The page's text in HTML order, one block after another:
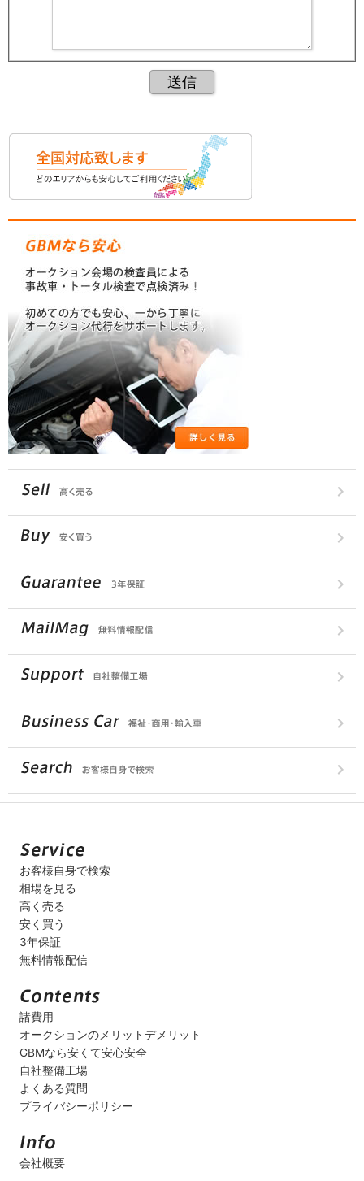
お客様自身で検索
相場を見る
高く売る
安く買う
3年保証
無料情報配信
諸費用
オークションのメリットデメリット
GBMなら安くて安心安全
自社整備工場
よくある質問
プライバシーポリシー
会社概要